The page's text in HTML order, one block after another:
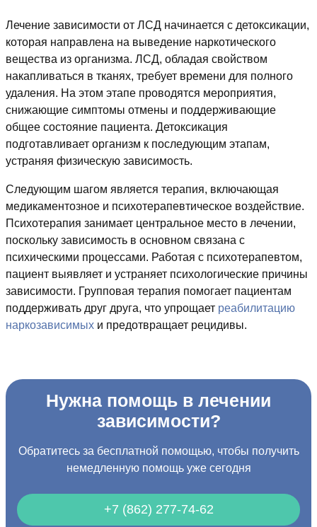
Лечение зависимости от ЛСД начинается с детоксикации,
которая направлена на выведение наркотического
вещества из организма. ЛСД, обладая свойством
накапливаться в тканях, требует времени для полного
удаления. На этом этапе проводятся мероприятия,
снижающие симптомы отмены и поддерживающие
общее состояние пациента. Детоксикация
подготавливает организм к последующим этапам,
устраняя физическую зависимость.
Следующим шагом является терапия, включающая
медикаментозное и психотерапевтическое воздействие.
Психотерапия занимает центральное место в лечении,
поскольку зависимость в основном связана с
психическими процессами. Работая с психотерапевтом,
пациент выявляет и устраняет психологические причины
зависимости. Групповая терапия помогает пациентам
поддерживать друг друга, что упрощает реабилитацию
наркозависимых и предотвращает рецидивы.
Нужна помощь в лечении
зависимости?
Обратитесь за бесплатной помощью, чтобы получить
немедленную помощь уже сегодня
+7 (862) 277-74-62